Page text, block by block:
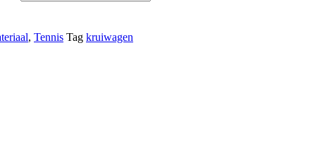
, Tennis Tag kruiwagen